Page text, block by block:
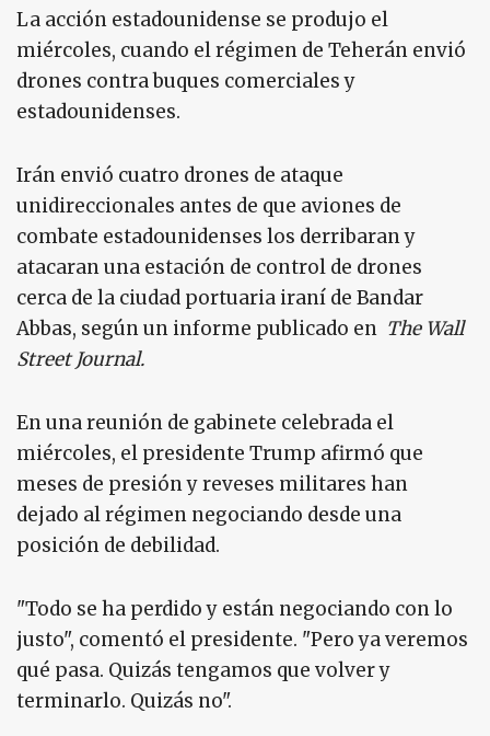
La acción estadounidense se produjo el
miércoles, cuando el régimen de Teherán envió
drones contra buques comerciales y
estadounidenses.
Irán envió cuatro drones de ataque
unidireccionales antes de que aviones de
combate estadounidenses los derribaran y
atacaran una estación de control de drones
cerca de la ciudad portuaria iraní de Bandar
Abbas, según un informe publicado en The Wall
Street Journal.
En una reunión de gabinete celebrada el
miércoles, el presidente Trump afirmó que
meses de presión y reveses militares han
dejado al régimen negociando desde una
posición de debilidad.
"Todo se ha perdido y están negociando con lo
justo", comentó el presidente. "Pero ya veremos
qué pasa. Quizás tengamos que volver y
terminarlo. Quizás no".